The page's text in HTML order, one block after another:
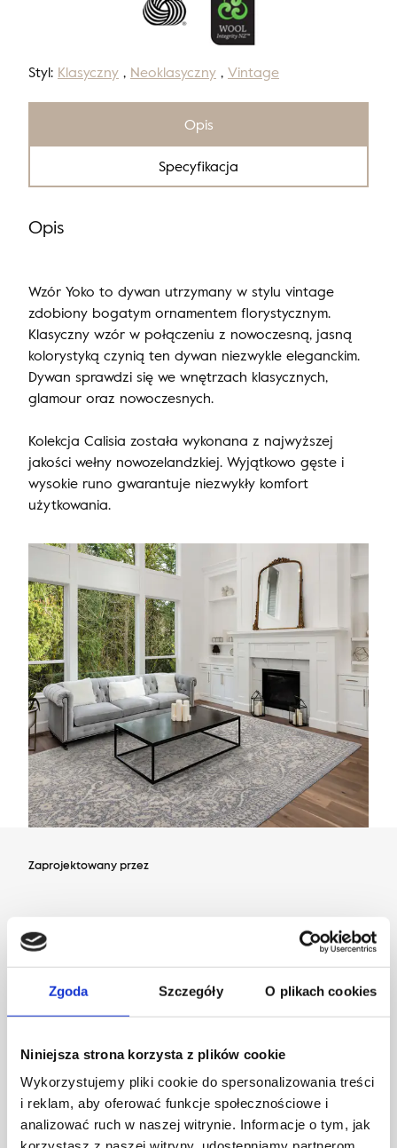
Zgoda Szczegóły O plikach cookies
Niniejsza strona korzysta z plików cookie
Wykorzystujemy pliki cookie do spersonalizowania treści
i reklam, aby oferować funkcje społecznościowe i
analizować ruch w naszej witrynie. Informacje o tym, jak
Styl: Klasyczny , Neoklasyczny , Vintage
Opis
Specyfikacja
Opis
Wzór Yoko to dywan utrzymany w stylu vintage
zdobiony bogatym ornamentem florystycznym.
Klasyczny wzór w połączeniu z nowoczesną, jasną
kolorystyką czynią ten dywan niezwykle eleganckim.
Dywan sprawdzi się we wnętrzach klasycznych,
glamour oraz nowoczesnych.
Kolekcja Calisia została wykonana z najwyższej
jakości wełny nowozelandzkiej. Wyjątkowo gęste i
wysokie runo gwarantuje niezwykły komfort
użytkowania.
Zaprojektowany przez
Dział Wzornictwa Agnelli